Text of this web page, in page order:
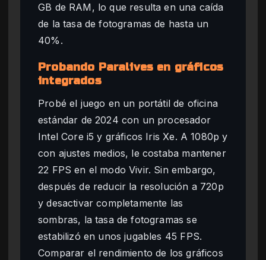
GB de RAM, lo que resulta en una caída
de la tasa de fotogramas de hasta un
40%.
Probando Paralives en gráficos
integrados
Probé el juego en un portátil de oficina
estándar de 2024 con un procesador
Intel Core i5 y gráficos Iris Xe. A 1080p y
con ajustes medios, le costaba mantener
22 FPS en el modo Vivir. Sin embargo,
después de reducir la resolución a 720p
y desactivar completamente las
sombras, la tasa de fotogramas se
estabilizó en unos jugables 45 FPS.
Comparar el rendimiento de los gráficos